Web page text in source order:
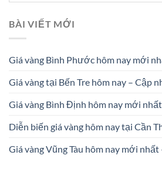
BÀI VIẾT MỚI
Giá vàng Bình Phước hôm nay mới
Giá vàng tại Bến Tre hôm nay – Cập
Giá vàng Bình Định hôm nay mới
Diễn biến giá vàng hôm nay tại Cần
Giá vàng Vũng Tàu hôm nay mới